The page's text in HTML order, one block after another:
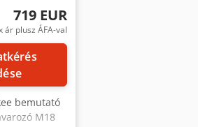
719 EUR
ár plusz ÁFA-val
bemutató
M18